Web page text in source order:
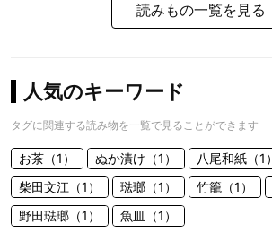
読みもの一覧を見る
人気のキーワード
タグに関連する読み物を一覧で見ることができます
お茶（1） ぬか漬け（1） 八尾和紙（1）
柴田文江（1）
琺瑯（1） 竹籠（1）
野田琺瑯（1）
魚皿（1）